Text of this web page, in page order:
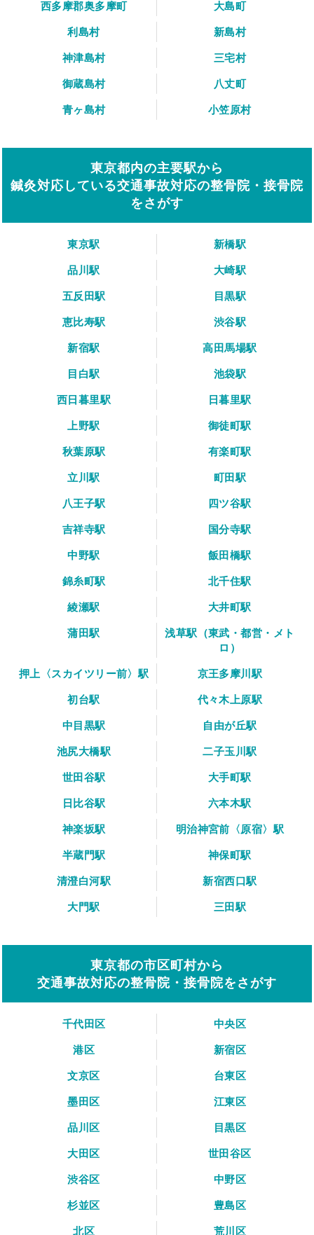
西多摩郡奥多摩町
大島町
利島村
新島村
神津島村
三宅村
御蔵島村
八丈町
青ヶ島村
小笠原村
東京都内の主要駅から
鍼灸対応している交通事故対応の整骨院・接骨院
をさがす
東京駅
新橋駅
品川駅
大崎駅
五反田駅
目黒駅
恵比寿駅
渋谷駅
新宿駅
高田馬場駅
目白駅
池袋駅
西日暮里駅
日暮里駅
上野駅
御徒町駅
秋葉原駅
有楽町駅
立川駅
町田駅
八王子駅
四ツ谷駅
吉祥寺駅
国分寺駅
中野駅
飯田橋駅
錦糸町駅
北千住駅
綾瀬駅
大井町駅
蒲田駅
浅草駅（東武・都営・メト
ロ）
押上〈スカイツリー前〉駅
京王多摩川駅
初台駅
代々木上原駅
中目黒駅
自由が丘駅
池尻大橋駅
二子玉川駅
世田谷駅
大手町駅
日比谷駅
六本木駅
神楽坂駅
明治神宮前〈原宿〉駅
半蔵門駅
神保町駅
清澄白河駅
新宿西口駅
大門駅
三田駅
東京都の市区町村から
交通事故対応の整骨院・接骨院をさがす
千代田区
中央区
港区
新宿区
文京区
台東区
墨田区
江東区
品川区
目黒区
大田区
世田谷区
渋谷区
中野区
杉並区
豊島区
北区
荒川区